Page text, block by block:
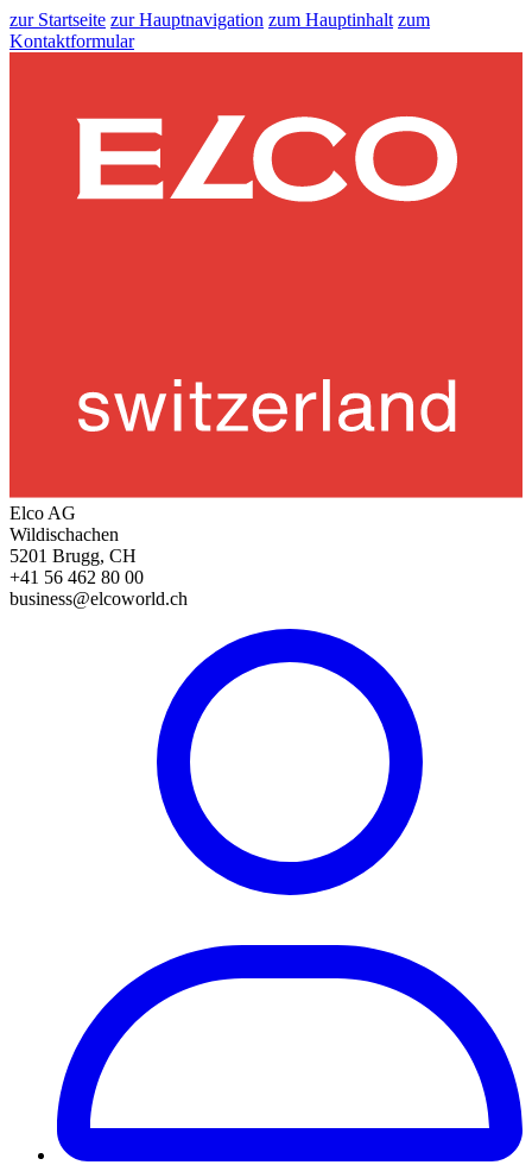
zur Startseite zur Hauptnavigation zum Hauptinhalt zum
Kontaktformular
Elco AG
Wildischachen
5201 Brugg, CH
+41 56 462 80 00
business@elcoworld.ch